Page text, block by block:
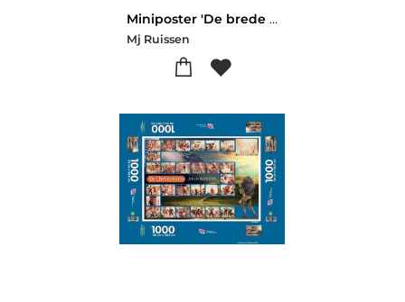
Miniposter 'De brede en de smalle weg' (A4)
Mj Ruissen